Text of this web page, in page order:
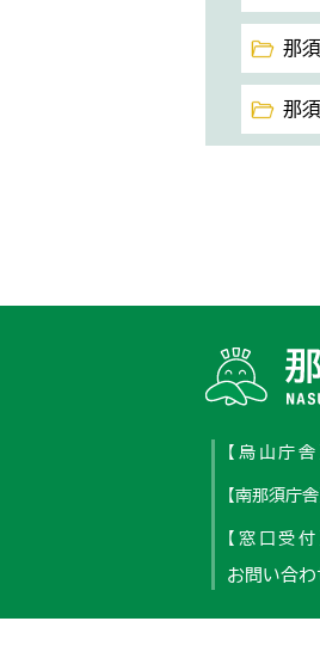
那
那
【烏山庁舎
【南那須庁舎
【窓口受付
お問い合わ